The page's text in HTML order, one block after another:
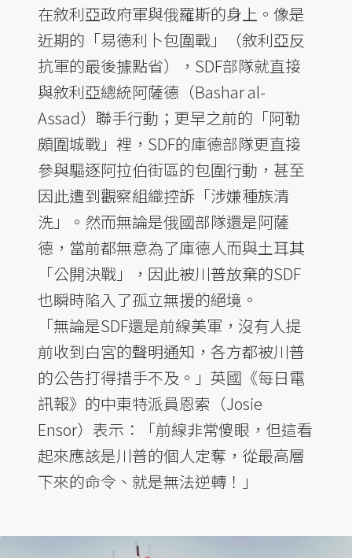
在敘利亞政府軍與俄羅斯的身上。像是
近期的「易德利卜包圍戰」（敘利亞反
抗軍的最後據點省），SDF部隊就直接
與敘利亞總統阿薩德（Bashar al-
Assad）聯手行動；更早之前的「阿勒
頗圍城戰」裡，SDF的庫德部隊更直接
參與驅逐阿拉伯街區的包圍行動，甚至
因此遭到觀察組織控訴「涉嫌種族清
洗」。然而無論是俄國部隊還是阿薩
德，當前都無意為了庫德人而與土耳其
「公開決戰」，因此被川普放棄的SDF
也瞬時陷入了孤立無援的絕境。
「無論是SDF還是前線美軍，沒有人提
前收到白宮的聲明通知，各方都被川普
的公告打得措手不及。」英國《每日電
訊報》的中東特派員恩索（Josie
Ensor）表示：「前線非常傻眼，但這看
起來應該是川普的個人定奪，從最高層
下來的命令、就是無法逆轉！」